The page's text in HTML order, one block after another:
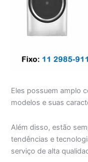
Eles possuem amplo
modelos e suas
Além disso, estão
tendências e
serviço de alta